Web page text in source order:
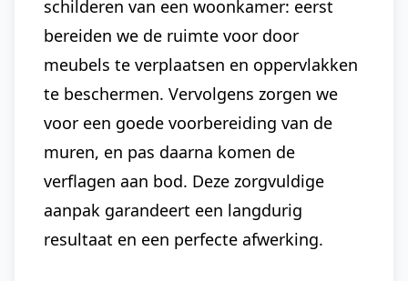
schilderen van een woonkamer: eerst
bereiden we de ruimte voor door
meubels te verplaatsen en oppervlakken
te beschermen. Vervolgens zorgen we
voor een goede voorbereiding van de
muren, en pas daarna komen de
verflagen aan bod. Deze zorgvuldige
aanpak garandeert een langdurig
resultaat en een perfecte afwerking.